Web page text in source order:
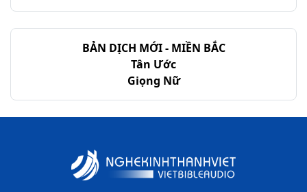
BẢN DỊCH MỚI - MIỀN BẮC
Tân Ước
Giọng Nữ